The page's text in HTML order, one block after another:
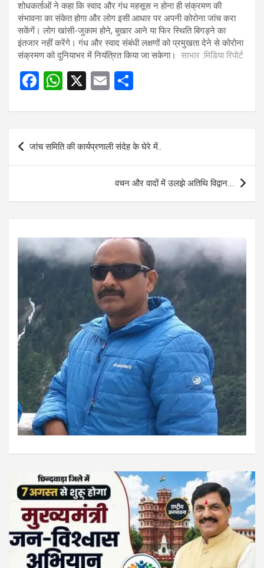
शोधकर्ताओं ने कहा कि स्वाद और गंध महसूस न होना ही संक्रमण की
संभावना का संकेत होगा और लोग इसी आधार पर अपनी कोरोना जांच करा
सकेंगें। लोग खांसी-जुकाम होने, बुखार आने या फिर स्थिति बिगड़ने का
इंतजार नहीं करेंगे। गंध और स्वाद संबंधी लक्षणों को प्रमुखता देने से कोरोना
संक्रमण को दुनियाभर में नियंत्रित किया जा सकेगा। साभार :मिडिया रिपोर्ट
F
ce
o
W
at
s
A
X
E
ail ar
e
Post
navigation
जांच समिति की कार्यप्रणाली संदेह के घेरे में..
वचन और वादों में उलझे अतिथि विद्वान….